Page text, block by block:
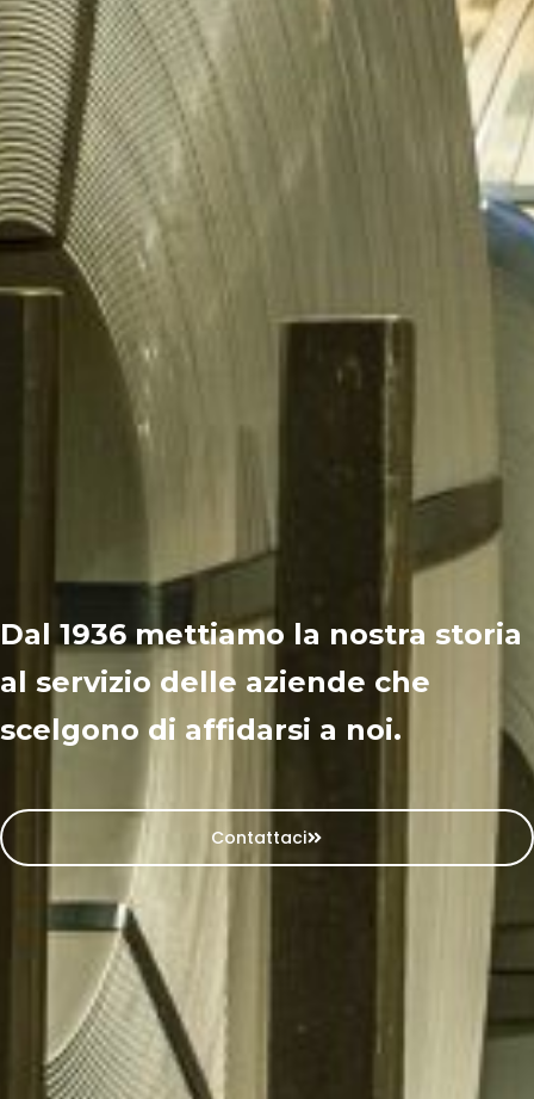
Dal 1936 mettiamo la nostra storia
al servizio delle aziende che
scelgono di affidarsi a noi.
Contattaci